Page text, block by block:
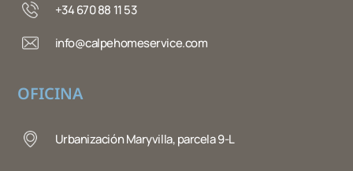
+34 670 88 11 53
info@calpehomeservice.com
OFICINA
Urbanización Maryvilla, parcela 9-L